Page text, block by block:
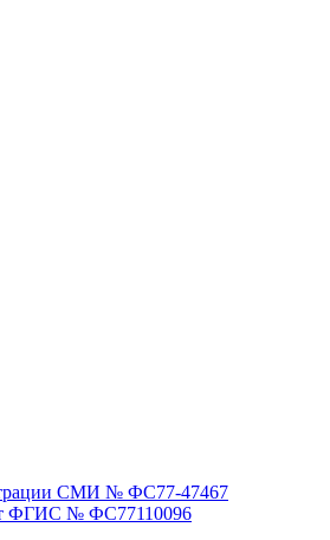
СМИ № ФС77-47467
ФГИС № ФС77110096